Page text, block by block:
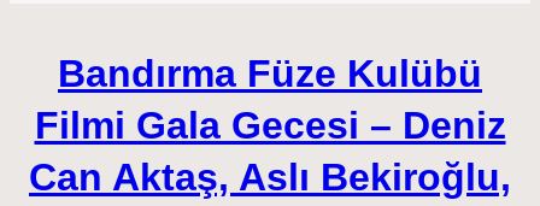
Bandırma Füze Kulübü
Filmi Gala Gecesi – Deniz
Can Aktaş, Aslı Bekiroğlu,